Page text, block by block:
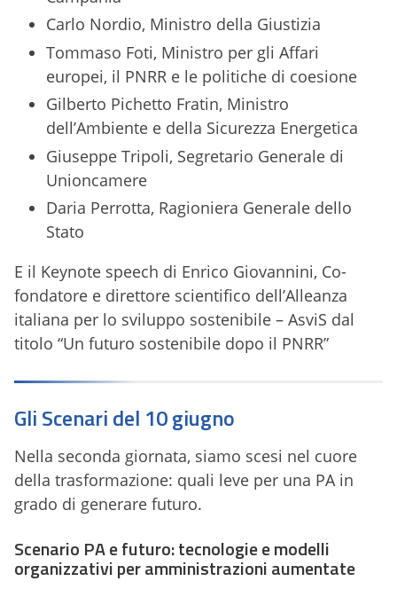
Carlo Nordio, Ministro della Giustizia
Tommaso Foti, Ministro per gli Affari
europei, il PNRR e le politiche di coesione
Gilberto Pichetto Fratin, Ministro
dell’Ambiente e della Sicurezza Energetica
Giuseppe Tripoli, Segretario Generale di
Unioncamere
Daria Perrotta, Ragioniera Generale dello
Stato
E il Keynote speech di Enrico Giovannini, Co-
fondatore e direttore scientifico dell’Alleanza
italiana per lo sviluppo sostenibile – AsviS dal
titolo “Un futuro sostenibile dopo il PNRR”
Gli Scenari del 10 giugno
Nella seconda giornata, siamo scesi nel cuore
della trasformazione: quali leve per una PA in
grado di generare futuro.
Scenario PA e futuro: tecnologie e modelli
organizzativi per amministrazioni aumentate